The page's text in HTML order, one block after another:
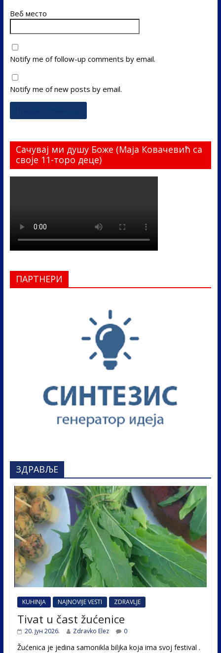
Веб место
Notify me of follow-up comments by email.
Notify me of new posts by email.
Сачувај ми душу Боже (Маја Ковачевић са
своје 11-торо деце)
ПАРТНЕРИ
ЗДРАВЉЕ
KUHINJA NAJNOVIJE VESTI ZDRAVLJE
Tivat u čast žućenice
20. јун 2026. Zdravko Elez 0
Žućenica je jedina samonikla biljka koja ima svoj festival .